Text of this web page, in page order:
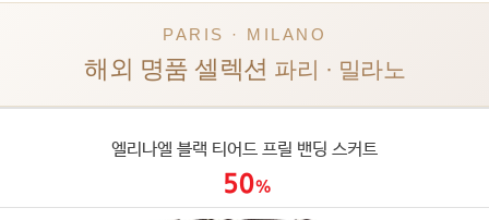
PARIS · MILANO
해외 명품 셀렉션 파리 · 밀라노
엘리나엘 블랙 티어드 프릴 밴딩 스커트